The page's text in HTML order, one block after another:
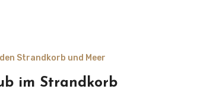
Strandkorb und Meer
im Strandkorb